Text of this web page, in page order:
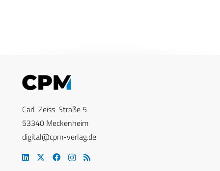
Carl-Zeiss-Straße 5
53340 Meckenheim
digital@cpm-verlag.de